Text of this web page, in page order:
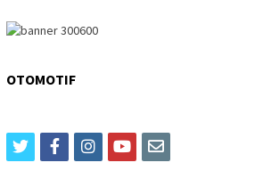
OTOMOTIF
twitterfacebookinstagram
youtubeemail